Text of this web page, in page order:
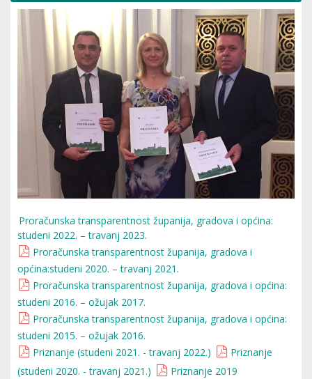
Proračunska transparentnost županija, gradova i općina:
studeni 2022. – travanj 2023.
Proračunska transparentnost županija, gradova i
općina:studeni 2020. – travanj 2021.
Proračunska transparentnost županija, gradova i općina:
studeni 2016. – ožujak 2017.
Proračunska transparentnost županija, gradova i općina:
studeni 2015. – ožujak 2016.
Priznanje (studeni 2021. - travanj 2022.)
Priznanje
(studeni 2020. - travanj 2021.)
Priznanje 2019